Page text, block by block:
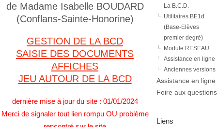
de Madame Isabelle BOUDARD
(Conflans-Sainte-Honorine)
GESTION DE LA BCD
SAISIE DES DOCUMENTS
AFFICHES
JEU AUTOUR DE LA BCD
dernière mise à jour du site : 01/01/2024
Merci de signaler tout lien rompu OU problème
La B.C.D.
Utilitaires BE1d
(Base-Elèves
premier degré)
Module RESEAU
Assistance en ligne
Anciennes versions
Assistance en ligne
Foire aux questions
Liens